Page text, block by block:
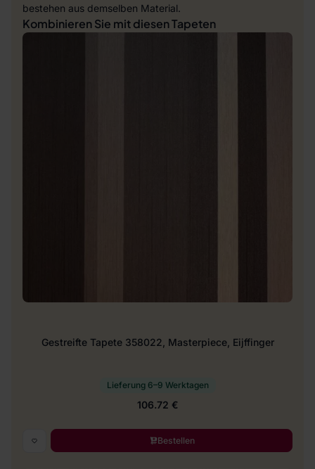
bestehen aus demselben Material.
Kombinieren Sie mit diesen Tapeten
Gestreifte Tapete 358022, Masterpiece, Eijffinger
Lieferung 6–9 Werktagen
106.72 €
Bestellen